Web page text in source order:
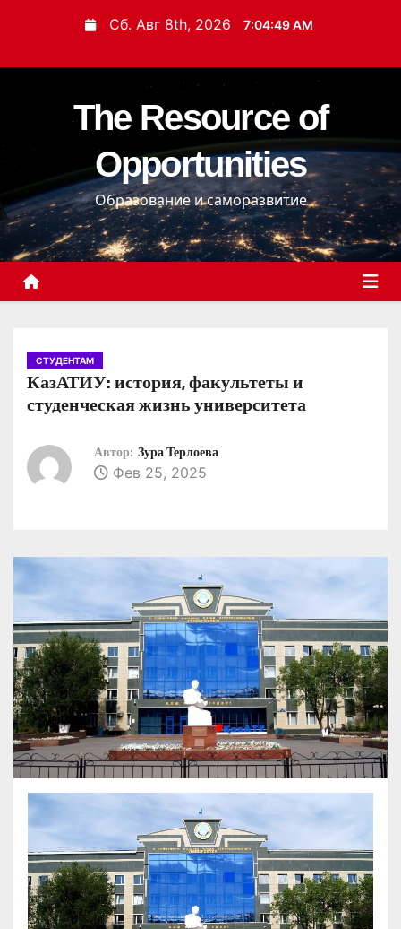
и
с
о
д
Сб. Авг 8th, 2026 7:04:50 AM
The Resource of
Opportunities
Образование и саморазвитие
СТУДЕНТАМ
КазАТИУ: история, факультеты и
студенческая жизнь университета
Автор: Зура Терлоева
Фев 25, 2025